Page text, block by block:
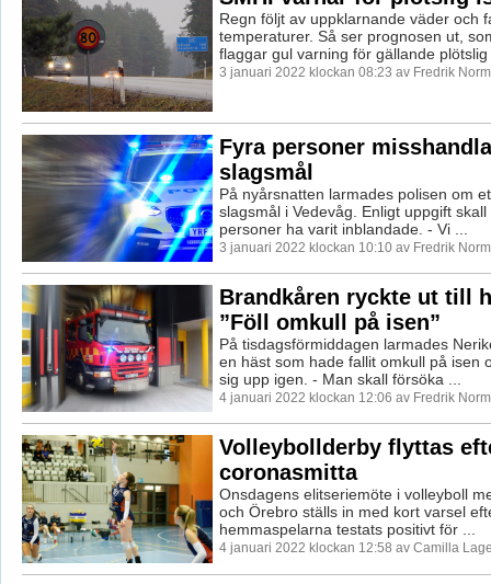
Regn följt av uppklarnande väder och
temperaturer. Så ser prognosen ut,
flaggar gul varning för gällande plötslig
3 januari 2022 klockan 08:23 av Fredrik
Fyra personer
slagsmål
På nyårsnatten larmades polisen om
slagsmål i Vedevåg. Enligt uppgift
personer ha varit inblandade. - Vi ...
3 januari 2022 klockan 10:10 av Fredrik
Brandkåren ryckte ut till
”Föll omkull på isen”
På tisdagsförmiddagen larmades
en häst som hade fallit omkull på isen
sig upp igen. - Man skall försöka ...
4 januari 2022 klockan 12:06 av Fredrik
Volleybollderby flyttas
coronasmitta
Onsdagens elitseriemöte i volleyboll
och Örebro ställs in med kort varsel
hemmaspelarna testats positivt för ...
4 januari 2022 klockan 12:58 av Camilla